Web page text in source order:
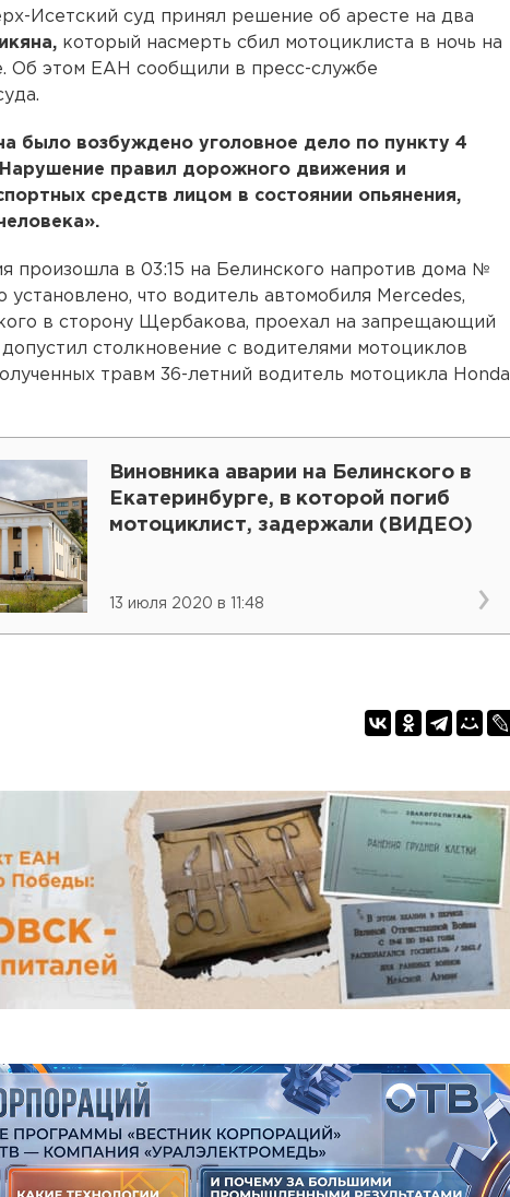
Исетский суд принял решение об аресте на два
который насмерть сбил мотоциклиста в ночь на
Об этом ЕАН сообщили в пресс-службе
было возбуждено уголовное дело по пункту 4
правил дорожного движения и
средств лицом в состоянии опьянения,
произошла в 03:15 на Белинского напротив дома №
установлено, что водитель автомобиля Merсedes,
в сторону Щербакова, проехал на запрещающий
столкновение с водителями мотоциклов
травм 36-летний водитель мотоцикла Honda
Виновника аварии на Белинского в
Екатеринбурге, в которой погиб
мотоциклист, задержали (ВИДЕО)
13 июля 2020 в 11:48